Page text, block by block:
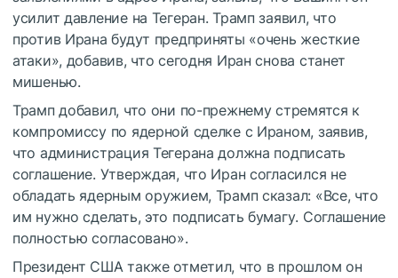
усилит давление на Тегеран. Трамп заявил, что
против Ирана будут предприняты «очень жесткие
атаки», добавив, что сегодня Иран снова станет
мишенью.
Трамп добавил, что они по-прежнему стремятся к
компромиссу по ядерной сделке с Ираном, заявив,
что администрация Тегерана должна подписать
соглашение. Утверждая, что Иран согласился не
обладать ядерным оружием, Трамп сказал: «Все, что
им нужно сделать, это подписать бумагу. Соглашение
полностью согласовано».
Президент США также отметил, что в прошлом он